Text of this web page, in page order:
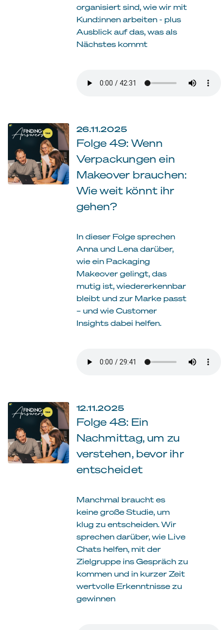
organisiert sind, wie wir mit
Kund:innen arbeiten - plus
Ausblick auf das, was als
Nächstes kommt
26.11.2025
Folge 49: Wenn
Verpackungen ein
Makeover brauchen:
Wie weit könnt ihr
gehen?
In dieser Folge sprechen
Anna und Lena darüber,
wie ein Packaging
Makeover gelingt, das
mutig ist, wiedererkennbar
bleibt und zur Marke passt
– und wie Customer
Insights dabei helfen.
12.11.2025
Folge 48: Ein
Nachmittag, um zu
verstehen, bevor ihr
entscheidet
Manchmal braucht es
keine große Studie, um
klug zu entscheiden. Wir
sprechen darüber, wie Live
Chats helfen, mit der
Zielgruppe ins Gespräch zu
kommen und in kurzer Zeit
wertvolle Erkenntnisse zu
gewinnen